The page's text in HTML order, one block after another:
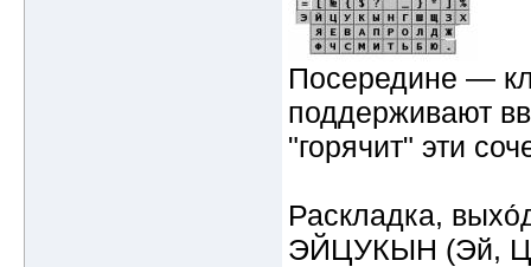
Посередине —
поддерживают
"горячит" эти
Раскладка,
ЭЙЦУКЫН (Эй,